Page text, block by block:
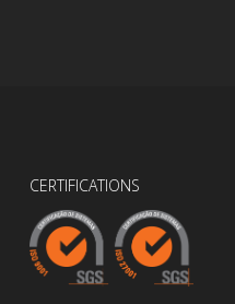
CERTIFICATIONS